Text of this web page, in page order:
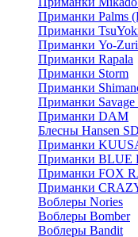
Приманки Palms
Приманки
Приманки Yo-
Приманки Rapala
Приманки Storm
Приманки
Приманки Savage
Приманки DAM
Блесны Hansen SD
Приманки
Приманки BLUE
Приманки FOX
Приманки
Воблеры Nories
Воблеры Bomber
Воблеры Bandit